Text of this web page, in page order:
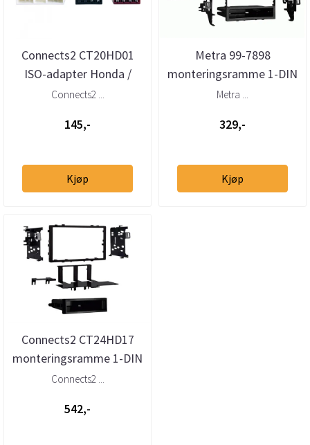
Connects2 CT20HD01
ISO-adapter Honda /
Acura 1988–1999
Connects2 ...
145,-
Kjøp
Metra 99-7898
monteringsramme 1-DIN
Acura (1990–2006)
Metra ...
329,-
Kjøp
Connects2 CT24HD17
monteringsramme 1-DIN
/ 2-DIN Honda / Acura
Connects2 ...
542,-